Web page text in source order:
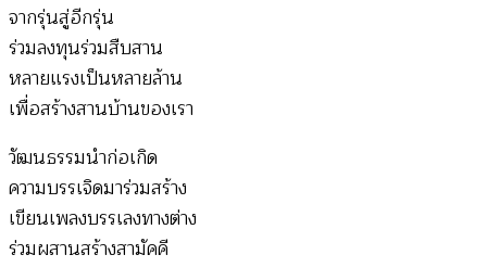
จากรุ่นสู่อีกรุ่น
ร่วมลงทุนร่วมสืบสาน
หลายแรงเป็นหลายล้าน
เพื่อสร้างสานบ้านของเรา
วัฒนธรรมนำก่อเกิด
ความบรรเจิดมาร่วมสร้าง
เขียนเพลงบรรเลงทางต่าง
ร่วมผสานสร้างสามัคคี